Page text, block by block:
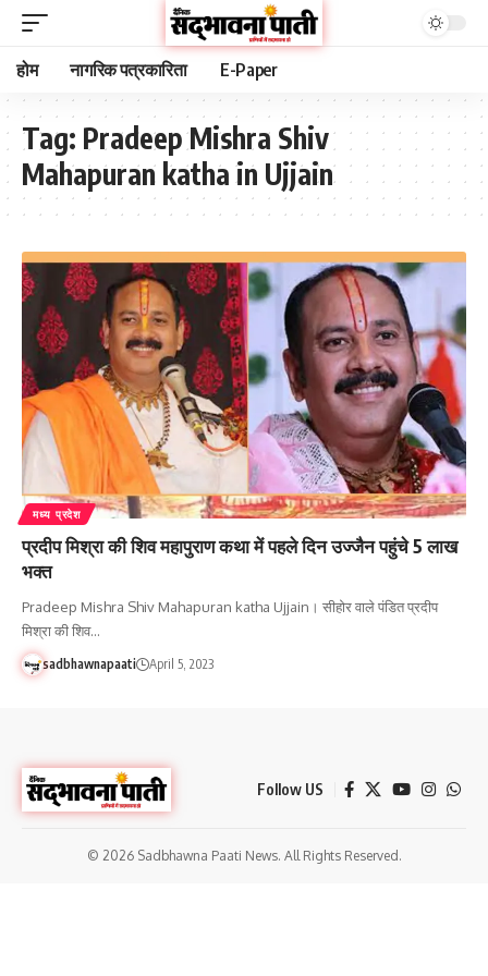
होम नागरिक पत्रकारिता E-Paper
Tag: Pradeep Mishra Shiv
Mahapuran katha in Ujjain
मध्य प्रदेश
प्रदीप मिश्रा की शिव महापुराण कथा में पहले दिन उज्जैन पहुंचे 5 लाख
भक्त
Pradeep Mishra Shiv Mahapuran katha Ujjain। सीहोर वाले पंडित प्रदीप
मिश्रा की शिव…
sadbhawnapaati April 5, 2023
Follow US
© 2026 Sadbhawna Paati News. All Rights Reserved.